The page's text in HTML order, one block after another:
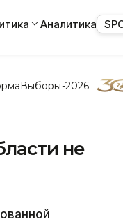
Аналитика
Выборы-2026
не